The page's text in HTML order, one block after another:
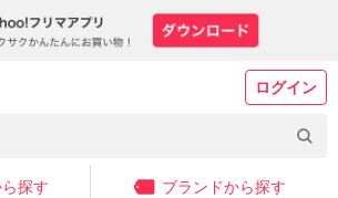
ログイン
探す ブランドから探す